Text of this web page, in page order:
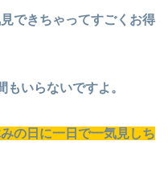
できちゃってすごくお得
いらないですよ。
の日に一日で一気見しち